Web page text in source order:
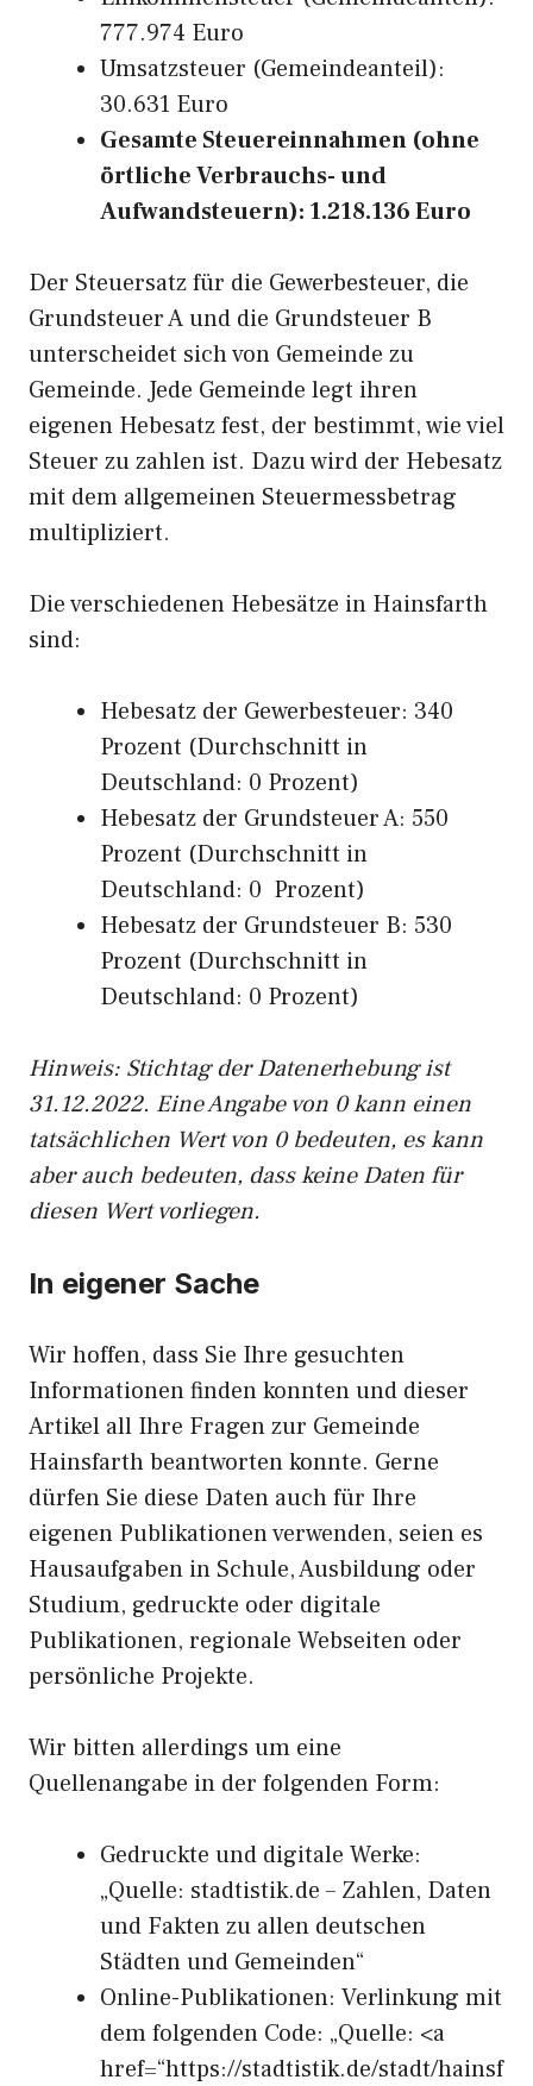
777.974 Euro
Umsatzsteuer (Gemeindeanteil):
30.631 Euro
Gesamte Steuereinnahmen (ohne
örtliche Verbrauchs- und
Aufwandsteuern): 1.218.136 Euro
Der Steuersatz für die Gewerbesteuer, die
Grundsteuer A und die Grundsteuer B
unterscheidet sich von Gemeinde zu
Gemeinde. Jede Gemeinde legt ihren
eigenen Hebesatz fest, der bestimmt, wie viel
Steuer zu zahlen ist. Dazu wird der Hebesatz
mit dem allgemeinen Steuermessbetrag
multipliziert.
Die verschiedenen Hebesätze in Hainsfarth
sind:
Hebesatz der Gewerbesteuer: 340
Prozent (Durchschnitt in
Deutschland: 0 Prozent)
Hebesatz der Grundsteuer A: 550
Prozent (Durchschnitt in
Deutschland: 0 Prozent)
Hebesatz der Grundsteuer B: 530
Prozent (Durchschnitt in
Deutschland: 0 Prozent)
Hinweis: Stichtag der Datenerhebung ist
31.12.2022. Eine Angabe von 0 kann einen
tatsächlichen Wert von 0 bedeuten, es kann
aber auch bedeuten, dass keine Daten für
diesen Wert vorliegen.
In eigener Sache
Wir hoffen, dass Sie Ihre gesuchten
Informationen finden konnten und dieser
Artikel all Ihre Fragen zur Gemeinde
Hainsfarth beantworten konnte. Gerne
dürfen Sie diese Daten auch für Ihre
eigenen Publikationen verwenden, seien es
Hausaufgaben in Schule, Ausbildung oder
Studium, gedruckte oder digitale
Publikationen, regionale Webseiten oder
persönliche Projekte.
Wir bitten allerdings um eine
Quellenangabe in der folgenden Form:
Gedruckte und digitale Werke:
„Quelle: stadtistik.de – Zahlen, Daten
und Fakten zu allen deutschen
Städten und Gemeinden“
Online-Publikationen: Verlinkung mit
dem folgenden Code: „Quelle: <a
href=“https://stadtistik.de/stadt/hainsf